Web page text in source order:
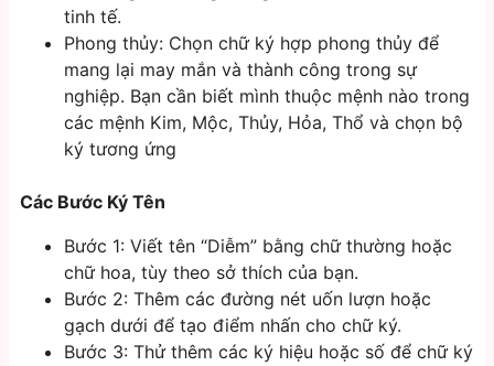
tinh tế.
Phong thủy: Chọn chữ ký hợp phong thủy để
mang lại may mắn và thành công trong sự
nghiệp. Bạn cần biết mình thuộc mệnh nào trong
các mệnh Kim, Mộc, Thủy, Hỏa, Thổ và chọn bộ
ký tương ứng
Các Bước Ký Tên
Bước 1: Viết tên “Diễm” bằng chữ thường hoặc
chữ hoa, tùy theo sở thích của bạn.
Bước 2: Thêm các đường nét uốn lượn hoặc
gạch dưới để tạo điểm nhấn cho chữ ký.
Bước 3: Thử thêm các ký hiệu hoặc số để chữ ký